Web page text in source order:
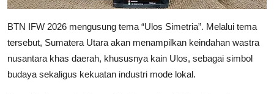
BTN IFW 2026 mengusung tema “Ulos Simetria”. Melalui tema
tersebut, Sumatera Utara akan menampilkan keindahan wastra
nusantara khas daerah, khususnya kain Ulos, sebagai simbol
budaya sekaligus kekuatan industri mode lokal.